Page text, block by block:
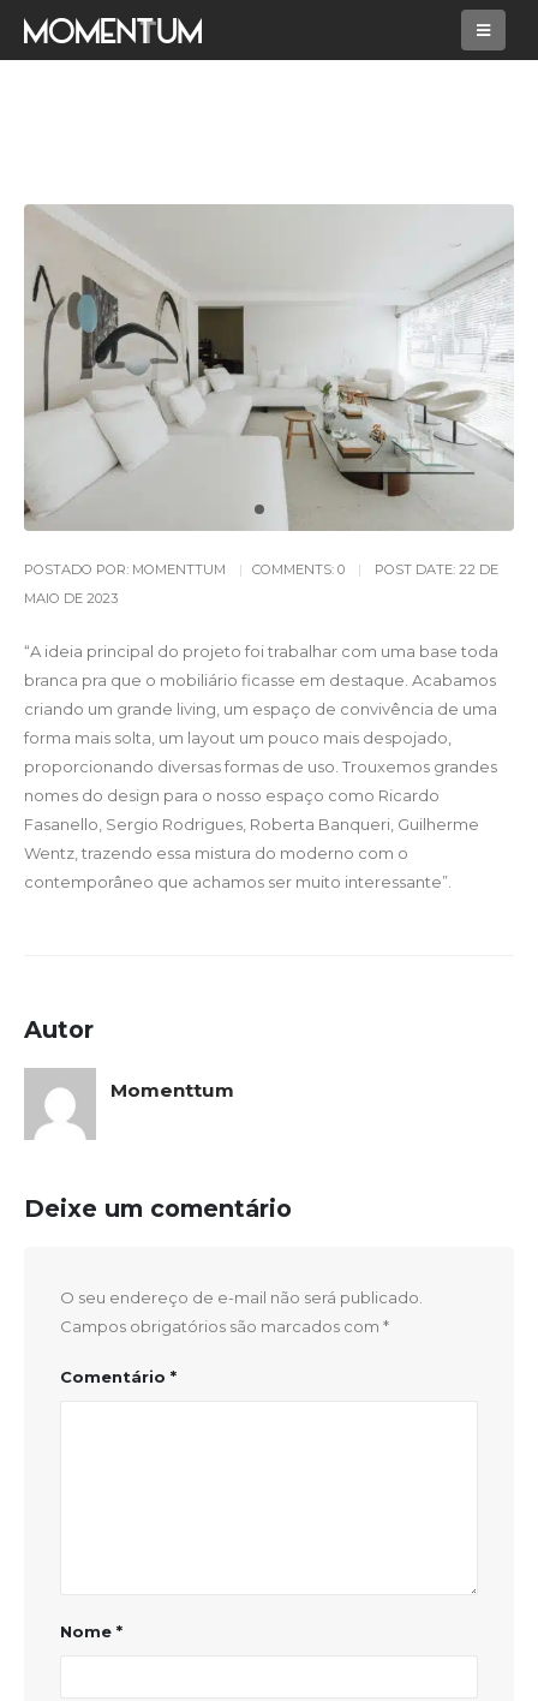
POSTADO POR: MOMENTTUM COMMENTS: 0 POST DATE: 22 DE
MAIO DE 2023
“A ideia principal do projeto foi trabalhar com uma base toda
branca pra que o mobiliário ficasse em destaque. Acabamos
criando um grande living, um espaço de convivência de uma
forma mais solta, um layout um pouco mais despojado,
proporcionando diversas formas de uso. Trouxemos grandes
nomes do design para o nosso espaço como Ricardo
Fasanello, Sergio Rodrigues, Roberta Banqueri, Guilherme
Wentz, trazendo essa mistura do moderno com o
contemporâneo que achamos ser muito interessante”.
Autor
Momenttum
Deixe um comentário
O seu endereço de e-mail não será publicado.
Campos obrigatórios são marcados com *
Comentário *
Nome *